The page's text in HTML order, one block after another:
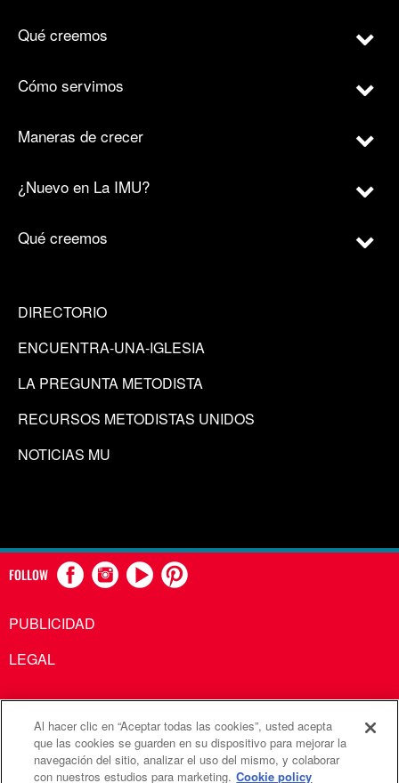
Qué creemos
Cómo servimos
Maneras de crecer
¿Nuevo en La IMU?
Qué creemos
DIRECTORIO
ENCUENTRA-UNA-IGLESIA
LA PREGUNTA METODISTA
RECURSOS METODISTAS UNIDOS
NOTICIAS MU
FOLLOW
PUBLICIDAD
LEGAL
Comunicaciones Metodistas Unidas es una agencia de la
Iglesia Metodista Unida
Al hacer clic en “Aceptar todas las cookies”, usted acepta
que las cookies se guarden en su dispositivo para mejorar la
navegación del sitio, analizar el uso del mismo, y colaborar
con nuestros estudios para marketing. Cookie policy